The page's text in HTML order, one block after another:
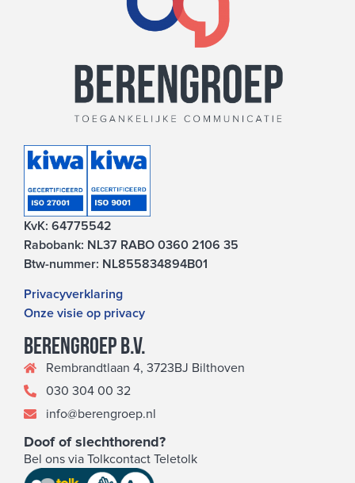
KvK: 64775542
Rabobank: NL37 RABO 0360 2106 35
Btw-nummer: NL855834894B01
Privacyverklaring
Onze visie op privacy
Berengroep b.v.
Rembrandtlaan 4, 3723BJ Bilthoven
030 304 00 32
info@berengroep.nl
Doof of slechthorend?
Bel ons via Tolkcontact Teletolk